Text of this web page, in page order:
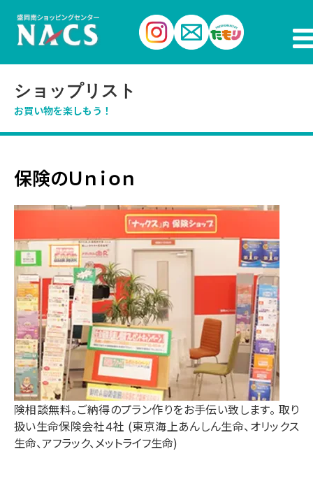
ショップリスト
お買い物を楽しもう！
保険のＵｎｉｏｎ
険相談無料。ご納得のプラン作りをお手伝い致します。 取り
扱い生命保険会社４社 (東京海上あんしん生命、オリックス
生命、アフラック、メットライフ生命)